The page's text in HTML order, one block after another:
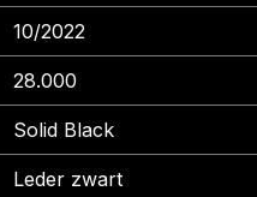
10/2022
28.000
Solid Black
Leder zwart